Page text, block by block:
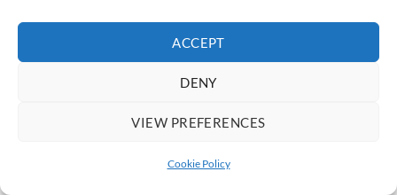
ACCEPT
DENY
VIEW PREFERENCES
Cookie Policy
demandé.
Le Vendeur peut être identifié sur les réseaux sociaux
Facebook : @Ainlina-Shop